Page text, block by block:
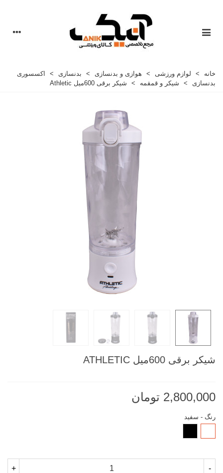
خانه > لوازم ورزشی > هوازی و بدنسازی > بدنسازی >
اکسسوری
بدنسازی
> شیکر و قمقمه > شیکر برقی 600میل Athletic
شیکر برقی 600میل ATHLETIC
2,800,000 تومان
رنگ - سفید
-
+